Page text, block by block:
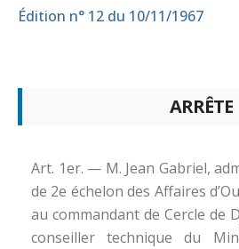
Édition n° 12 du 10/11/1967
ARRÊTE
Art. 1er. — M. Jean Gabriel,
de 2e échelon des Affaires
au commandant de Cercle de
conseiller technique du